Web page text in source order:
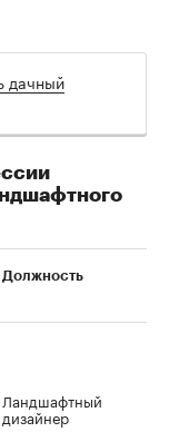
дачный
Должность
Ландшафтный
дизайнер